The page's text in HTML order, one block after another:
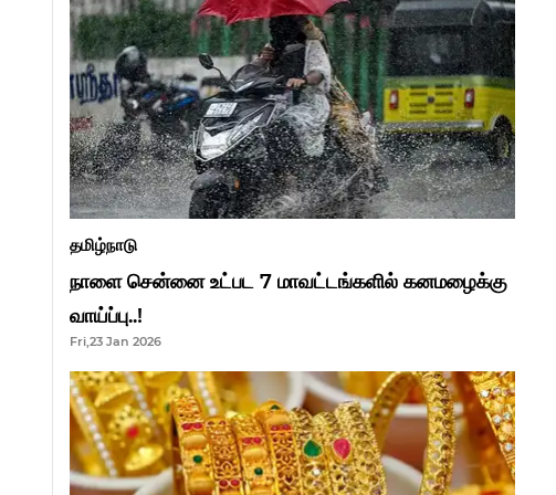
தமிழ்நாடு
நாளை சென்னை உட்பட 7 மாவட்டங்களில் கனமழைக்கு
வாய்ப்பு..!
Fri,23 Jan 2026